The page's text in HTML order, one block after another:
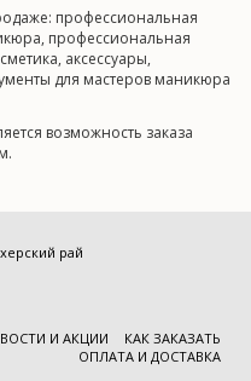
профессиональная
профессиональная
аксессуары,
для мастеров маникюра
возможность заказа
И АКЦИИ
КАК ЗАКАЗАТЬ
ОПЛАТА И ДОСТАВКА